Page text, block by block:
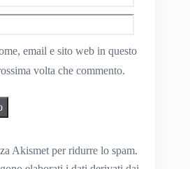
web
email e sito web in questo
volta che commento.
Akismet per ridurre lo spam.